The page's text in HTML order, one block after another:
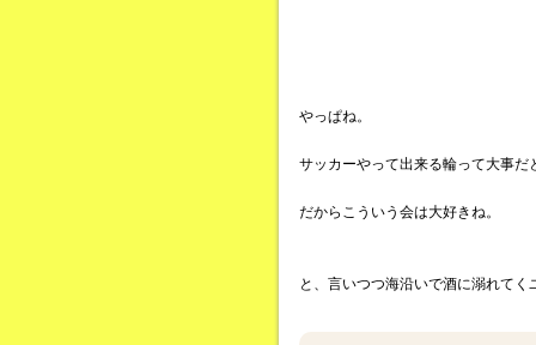
やっぱね。
サッカーやって出来る輪って大事だ
だからこういう会は大好きね。
と、言いつつ海沿いで酒に溺れてく